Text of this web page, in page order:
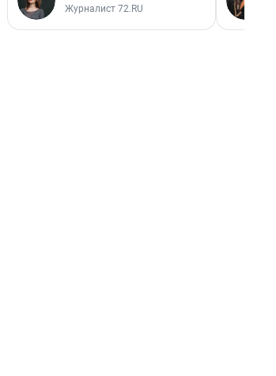
Журналист 72.RU